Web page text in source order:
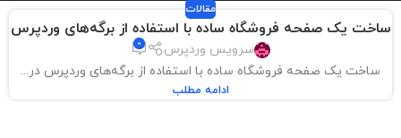
مقالات
ساخت یک صفحه فروشگاه ساده با استفاده از برگه‌های وردپرس
سرویس وردپرس 0
ساخت یک صفحه فروشگاه ساده با استفاده از برگه‌های وردپرس در...
ادامه مطلب